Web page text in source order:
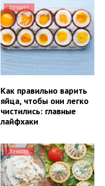
ЛУЧШЕЕ
Как правильно варить
яйца, чтобы они легко
чистились: главные
лайфхаки
ЛУЧШЕЕ